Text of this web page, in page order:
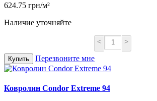
624.75 грн/м²
Наличие уточняйте
< >
Купить Перезвоните мне
Ковролин Condor Extreme 94